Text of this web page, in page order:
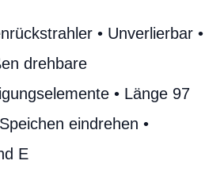
• Unverlierbar •
drehbare
• Länge 97
eindrehen •
E